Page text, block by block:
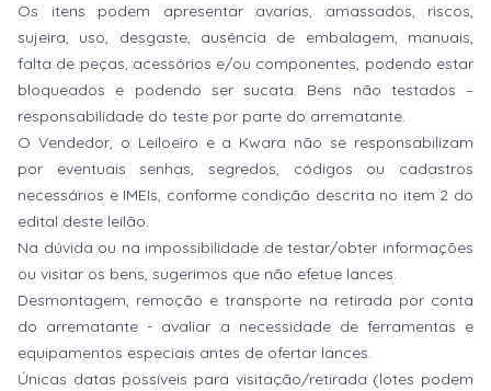
Os itens podem apresentar avarias, amassados, riscos,
sujeira, uso, desgaste, ausência de embalagem, manuais,
falta de peças, acessórios e/ou componentes, podendo estar
bloqueados e podendo ser sucata. Bens não testados –
responsabilidade do teste por parte do arrematante.
O Vendedor, o Leiloeiro e a Kwara não se responsabilizam
por eventuais senhas, segredos, códigos ou cadastros
necessários e IMEIs, conforme condição descrita no item 2 do
edital deste leilão.
Na dúvida ou na impossibilidade de testar/obter informações
ou visitar os bens, sugerimos que não efetue lances.
Desmontagem, remoção e transporte na retirada por conta
do arrematante - avaliar a necessidade de ferramentas e
equipamentos especiais antes de ofertar lances.
Únicas datas possíveis para visitação/retirada (lotes podem